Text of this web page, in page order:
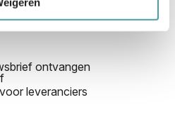
ontvangen
leveranciers